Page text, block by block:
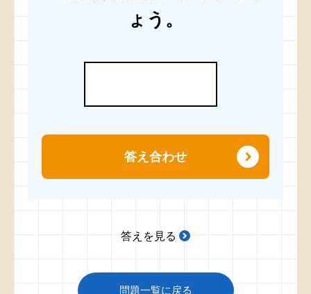
ょう。
答え合わせ
答えを見る
問題一覧に戻る